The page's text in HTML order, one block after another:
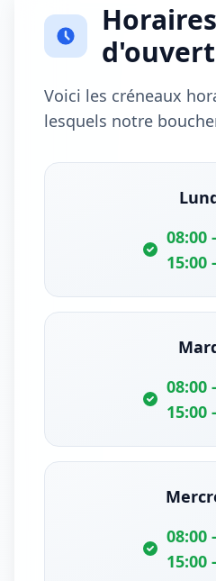
Horaires
Voici les créneaux
lesquels notre
08:00
15:00
08:00
15:00
08:00
15:00